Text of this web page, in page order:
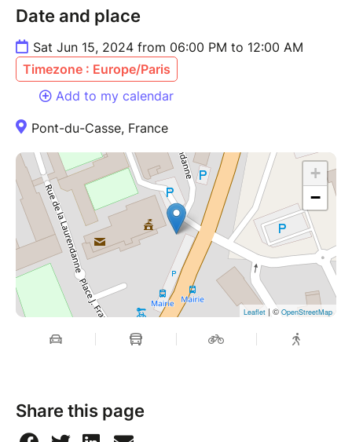
Date and place
Sat Jun 15, 2024 from 06:00 PM to 12:00 AM
Timezone : Europe/Paris
Add to my calendar
Pont-du-Casse, France
+
−
Leaflet | © OpenStreetMap
Share this page